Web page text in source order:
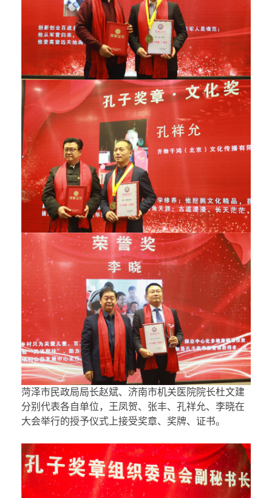
菏泽市民政局局长赵斌、济南市机关医院院长杜文建
分别代表各自单位，王凤贺、张丰、孔祥允、李晓在
大会举行的授予仪式上接受奖章、奖牌、证书。